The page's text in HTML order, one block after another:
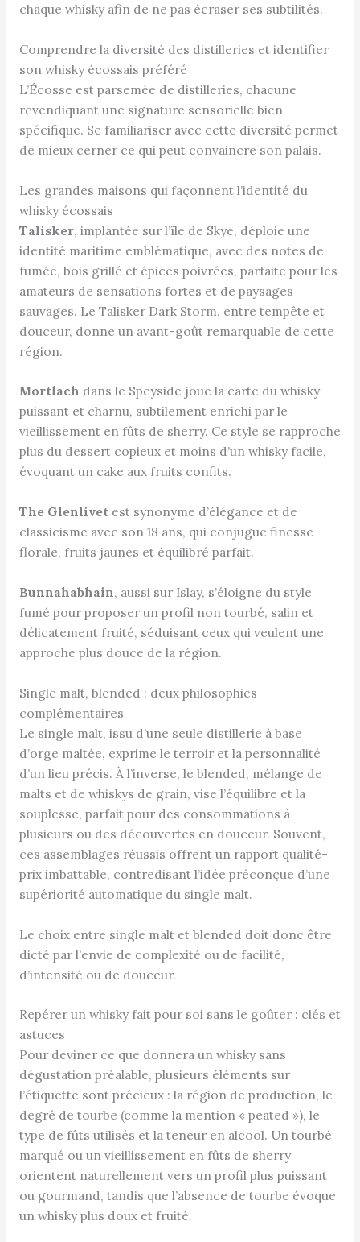
chaque whisky afin de ne pas écraser ses subtilités.
Comprendre la diversité des distilleries et identifier
son whisky écossais préféré
L’Écosse est parsemée de distilleries, chacune
revendiquant une signature sensorielle bien
spécifique. Se familiariser avec cette diversité permet
de mieux cerner ce qui peut convaincre son palais.
Les grandes maisons qui façonnent l’identité du
whisky écossais
Talisker, implantée sur l’île de Skye, déploie une
identité maritime emblématique, avec des notes de
fumée, bois grillé et épices poivrées, parfaite pour les
amateurs de sensations fortes et de paysages
sauvages. Le Talisker Dark Storm, entre tempête et
douceur, donne un avant-goût remarquable de cette
région.
Mortlach dans le Speyside joue la carte du whisky
puissant et charnu, subtilement enrichi par le
vieillissement en fûts de sherry. Ce style se rapproche
plus du dessert copieux et moins d’un whisky facile,
évoquant un cake aux fruits confits.
The Glenlivetest synonyme d’élégance et de
classicisme avec son 18 ans, qui conjugue finesse
florale, fruits jaunes et équilibré parfait.
Bunnahabhain, aussi sur Islay, s’éloigne du style
fumé pour proposer un profil non tourbé, salin et
délicatement fruité, séduisant ceux qui veulent une
approche plus douce de la région.
Single malt, blended : deux philosophies
complémentaires
Le single malt, issu d’une seule distillerie à base
d’orge maltée, exprime le terroir et la personnalité
d’un lieu précis. À l’inverse, le blended, mélange de
malts et de whiskys de grain, vise l’équilibre et la
souplesse, parfait pour des consommations à
plusieurs ou des découvertes en douceur. Souvent,
ces assemblages réussis offrent un rapport qualité-
prix imbattable, contredisant l’idée préconçue d’une
supériorité automatique du single malt.
Le choix entre single malt et blended doit donc être
dicté par l’envie de complexité ou de facilité,
d’intensité ou de douceur.
Repérer un whisky fait pour soi sans le goûter : clés et
astuces
Pour deviner ce que donnera un whisky sans
dégustation préalable, plusieurs éléments sur
l’étiquette sont précieux : la région de production, le
degré de tourbe (comme la mention « peated »), le
type de fûts utilisés et la teneur en alcool. Un tourbé
marqué ou un vieillissement en fûts de sherry
orientent naturellement vers un profil plus puissant
ou gourmand, tandis que l’absence de tourbe évoque
un whisky plus doux et fruité.